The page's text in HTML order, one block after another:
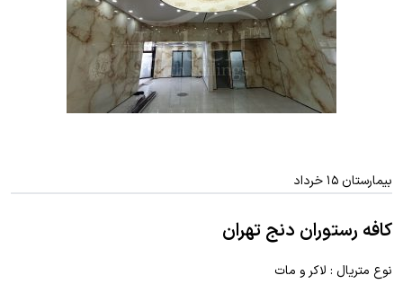
بیمارستان ۱۵ خرداد
کافه رستوران دنج تهران
نوع متریال : لاکر و مات